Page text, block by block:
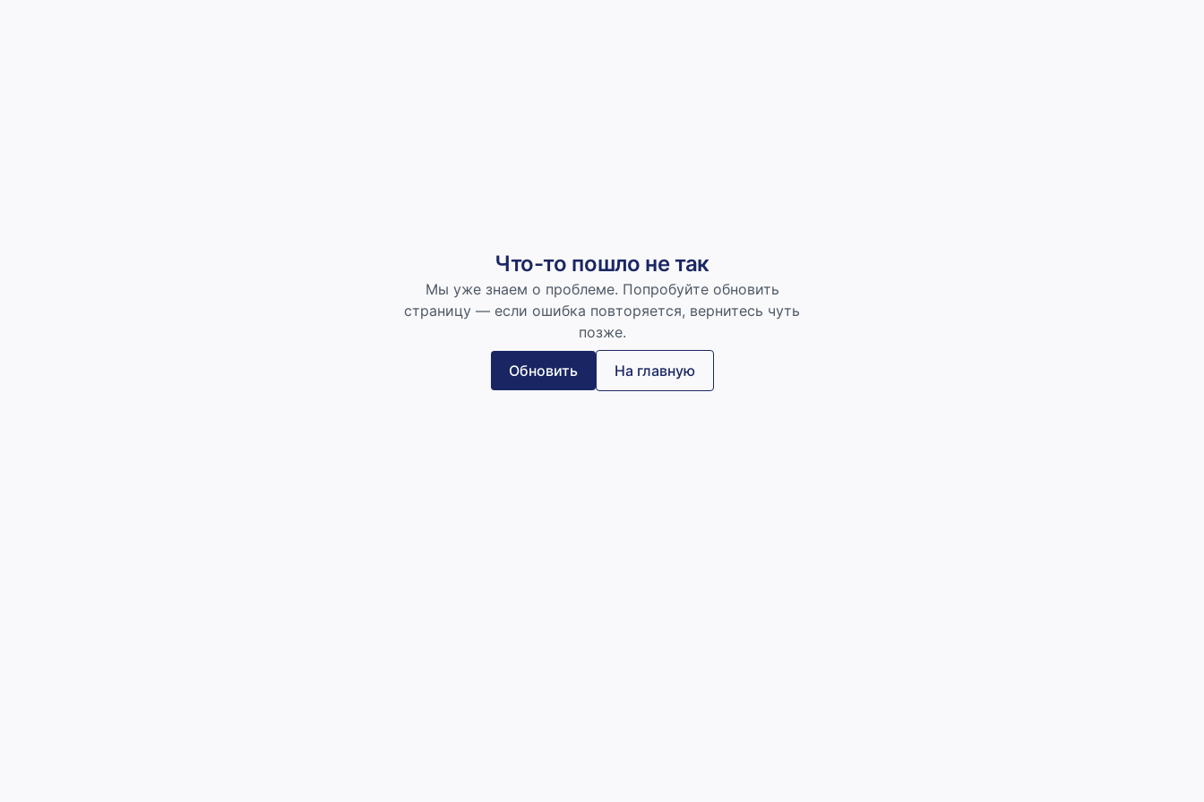
Что-то пошло не так
Мы уже знаем о проблеме. Попробуйте обновить
страницу — если ошибка повторяется, вернитесь чуть
позже.
Обновить На главную